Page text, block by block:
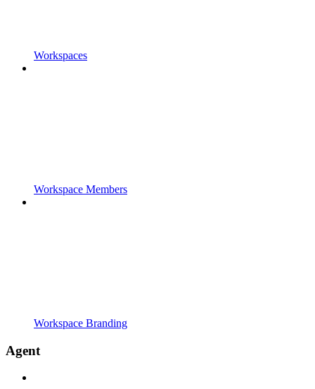
Workspaces
Workspace Members
Workspace Branding
Agent